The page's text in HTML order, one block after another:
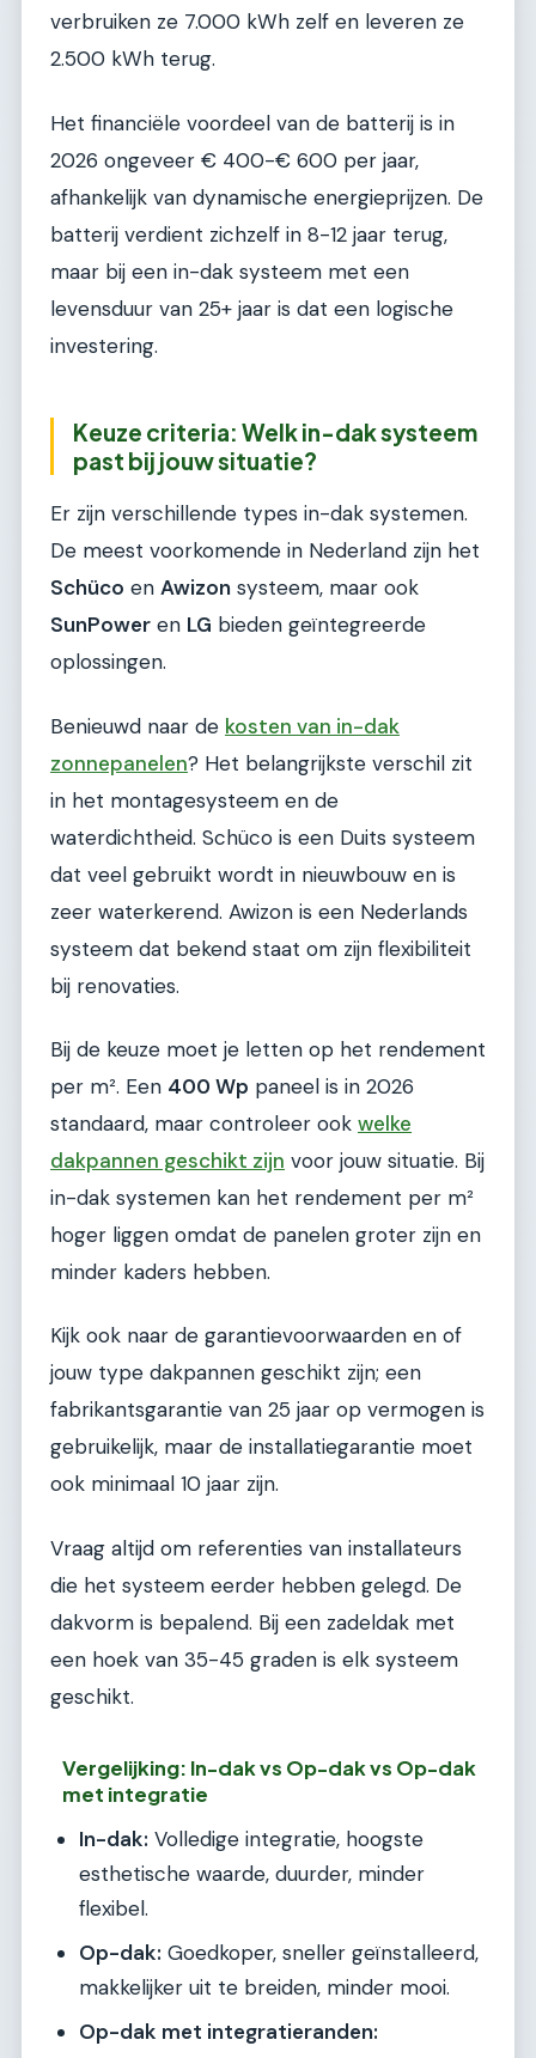
verbruiken ze 7.000 kWh zelf en leveren ze
2.500 kWh terug.
Het financiële voordeel van de batterij is in
2026 ongeveer € 400-€ 600 per jaar,
afhankelijk van dynamische energieprijzen. De
batterij verdient zichzelf in 8-12 jaar terug,
maar bij een in-dak systeem met een
levensduur van 25+ jaar is dat een logische
investering.
Keuze criteria: Welk in-dak systeem
past bij jouw situatie?
Er zijn verschillende types in-dak systemen.
De meest voorkomende in Nederland zijn het
Schüco en Awizon systeem, maar ook
SunPower en LG bieden geïntegreerde
oplossingen.
Benieuwd naar de kosten van in-dak
zonnepanelen? Het belangrijkste verschil zit
in het montagesysteem en de
waterdichtheid. Schüco is een Duits systeem
dat veel gebruikt wordt in nieuwbouw en is
zeer waterkerend. Awizon is een Nederlands
systeem dat bekend staat om zijn flexibiliteit
bij renovaties.
Bij de keuze moet je letten op het rendement
per m². Een 400 Wp paneel is in 2026
standaard, maar controleer ook welke
dakpannen geschikt zijn voor jouw situatie. Bij
in-dak systemen kan het rendement per m²
hoger liggen omdat de panelen groter zijn en
minder kaders hebben.
Kijk ook naar de garantievoorwaarden en of
jouw type dakpannen geschikt zijn; een
fabrikantsgarantie van 25 jaar op vermogen is
gebruikelijk, maar de installatiegarantie moet
ook minimaal 10 jaar zijn.
Vraag altijd om referenties van installateurs
die het systeem eerder hebben gelegd. De
dakvorm is bepalend. Bij een zadeldak met
een hoek van 35-45 graden is elk systeem
geschikt.
Vergelijking: In-dak vs Op-dak vs Op-dak
met integratie
In-dak: Volledige integratie, hoogste
esthetische waarde, duurder, minder
flexibel.
Op-dak: Goedkoper, sneller geïnstalleerd,
makkelijker uit te breiden, minder mooi.
Op-dak met integratieranden: